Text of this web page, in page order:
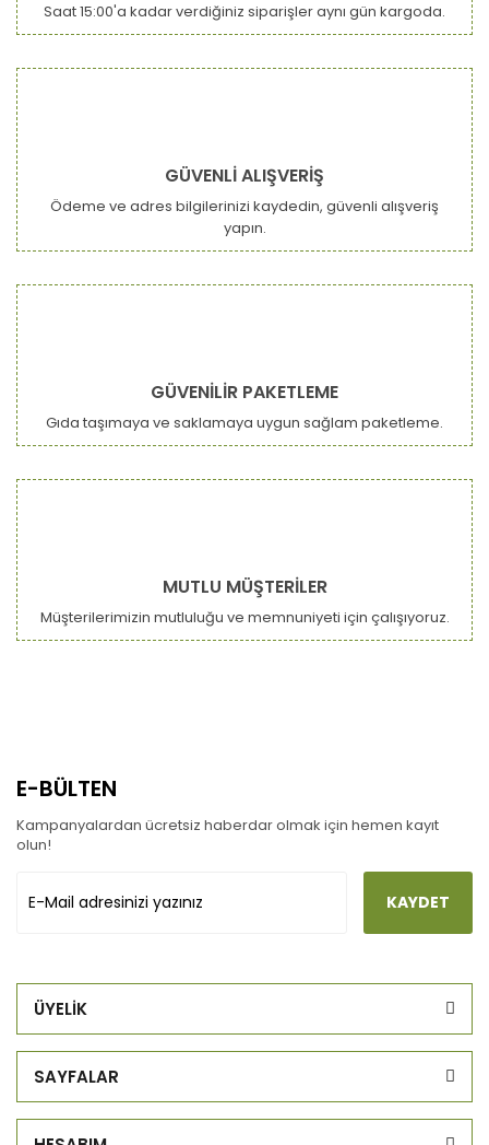
Saat 15:00'a kadar verdiğiniz siparişler aynı gün kargoda.
GÜVENLİ ALIŞVERİŞ
Ödeme ve adres bilgilerinizi kaydedin, güvenli alışveriş
yapın.
GÜVENİLİR PAKETLEME
Gıda taşımaya ve saklamaya uygun sağlam paketleme.
MUTLU MÜŞTERİLER
Müşterilerimizin mutluluğu ve memnuniyeti için çalışıyoruz.
E-BÜLTEN
Kampanyalardan ücretsiz haberdar olmak için hemen kayıt
olun!
KAYDET
ÜYELİK
SAYFALAR